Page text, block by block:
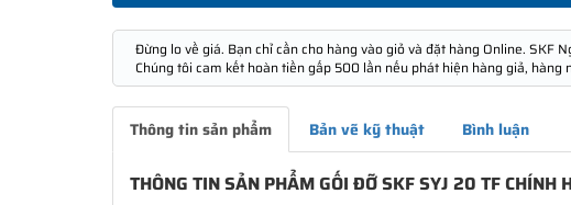
Đừng lo về giá. Bạn chỉ cần cho hàng vào giỏ và đặt hàng Online. SKF
Chúng tôi cam kết hoàn tiền gấp 500 lần nếu phát hiện hàng giả, hàng
Thông tin sản phẩm Bản vẽ kỹ thuật Bình luận
THÔNG TIN SẢN PHẨM GỐI ĐỠ SKF SYJ 20 TF CHÍNH